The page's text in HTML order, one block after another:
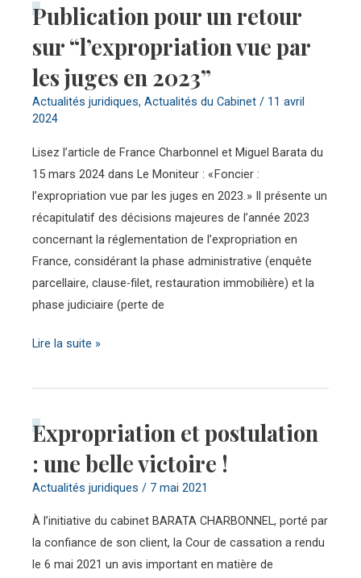
Publication pour un retour
sur “l’expropriation vue par
les juges en 2023”
Actualités juridiques, Actualités du Cabinet / 11 avril
2024
Lisez l’article de France Charbonnel et Miguel Barata du
15 mars 2024 dans Le Moniteur : « Foncier :
l’expropriation vue par les juges en 2023. » Il présente un
récapitulatif des décisions majeures de l’année 2023
concernant la réglementation de l’expropriation en
France, considérant la phase administrative (enquête
parcellaire, clause-filet, restauration immobilière) et la
phase judiciaire (perte de
Publication
un
retour
sur
“l’expropriation
juges
Lire la suite »
Expropriation et postulation
: une belle victoire !
Actualités juridiques / 7 mai 2021
À l’initiative du cabinet BARATA CHARBONNEL, porté par
la confiance de son client, la Cour de cassation a rendu
le 6 mai 2021 un avis important en matière de
Expropriation
postulation
:
une
belle
victoire